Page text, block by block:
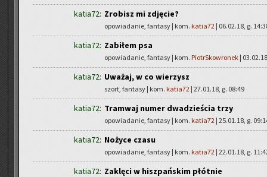
katia72: Zrobisz mi zdjęcie?
opowiadanie, fantasy | kom. katia72 | 06.02.18, g.
katia72: Zabiłem psa
opowiadanie, fantasy | kom. PiotrSkowronek |
katia72: Uważaj, w co wierzysz
szort, fantasy | kom. katia72 | 27.01.18, g. 08:49
katia72: Tramwaj numer dwadzieścia trzy
opowiadanie, fantasy | kom. katia72 | 25.01.18, g.
katia72: Nożyce czasu
opowiadanie, fantasy | kom. katia72 | 22.01.18, g.
katia72: Zaklęci w hiszpańskim płótnie